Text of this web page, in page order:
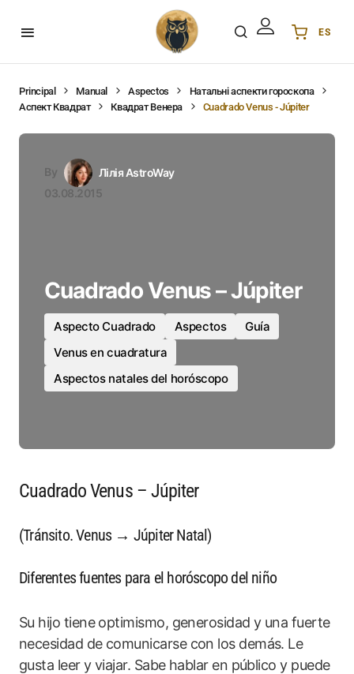
ES
DE Deutsch
PL Polski
Principal Manual Aspectos
Натальні аспекти гороскопа
Аспект Квадрат
Квадрат Венера Cuadrado Venus - Júpiter
By
Лілія AstroWay
03.08.2015
Cuadrado Venus – Júpiter
Aspecto Cuadrado Aspectos
Guía
Venus en cuadratura
Aspectos natales del horóscopo
Cuadrado Venus – Júpiter
(Tránsito. Venus → Júpiter Natal)
Diferentes fuentes para el horóscopo del niño
Su hijo tiene optimismo, generosidad y una fuerte
necesidad de comunicarse con los demás. Le
gusta leer y viajar. Sabe hablar en público y puede